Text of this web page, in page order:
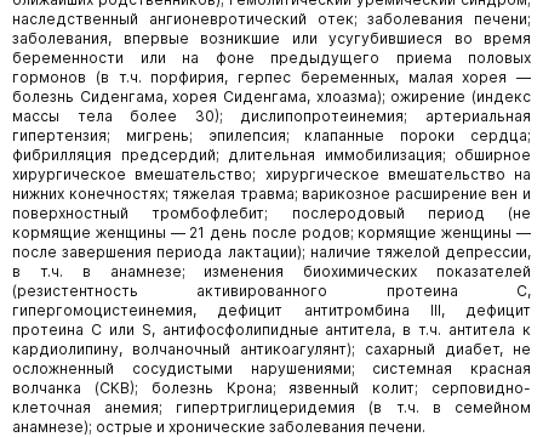
наследственный ангионевротический отек; заболевания печени;
заболевания, впервые возникшие или усугубившиеся во время
беременности или на фоне предыдущего приема половых
гормонов (в т.ч. порфирия, герпес беременных, малая хорея —
болезнь Сиденгама, хорея Сиденгама, хлоазма); ожирение (индекс
массы тела более 30); дислипопротеинемия; артериальная
гипертензия; мигрень; эпилепсия; клапанные пороки сердца;
фибрилляция предсердий; длительная иммобилизация; обширное
хирургическое вмешательство; хирургическое вмешательство на
нижних конечностях; тяжелая травма; варикозное расширение вен и
поверхностный тромбофлебит; послеродовый период (не
кормящие женщины — 21 день после родов; кормящие женщины —
после завершения периода лактации); наличие тяжелой депрессии,
в т.ч. в анамнезе; изменения биохимических показателей
(резистентность активированного протеина С,
гипергомоцистеинемия, дефицит антитромбина III, дефицит
протеина С или S, антифосфолипидные антитела, в т.ч. антитела к
кардиолипину, волчаночный антикоагулянт); сахарный диабет, не
осложненный сосудистыми нарушениями; системная красная
волчанка (СКВ); болезнь Крона; язвенный колит; серповидно-
клеточная анемия; гипертриглицеридемия (в т.ч. в семейном
анамнезе); острые и хронические заболевания печени.